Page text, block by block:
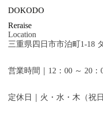
DOKODO
Reraise
Location
三重県四日市市泊町1-18
営業時間｜12：00 ～ 20：
定休日｜火・水・木（祝